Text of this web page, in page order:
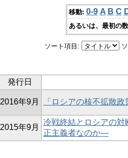
移動: 0-9 A B C
あるいは、最初の
ソート項目:
発行日
2016年9月 「ロシアの核不拡散
2015年9月
冷戦終結とロシアの
正主義者なのか―